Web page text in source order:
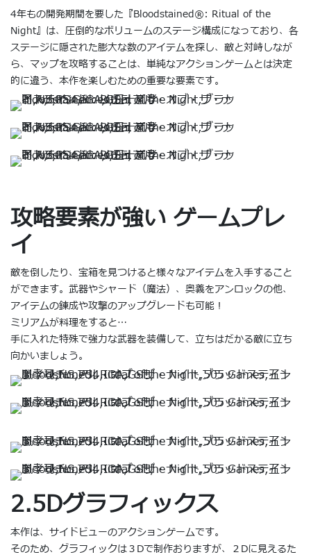
4年もの開発期間を要した『Bloodstained®︎: Ritual of the
Night』は、圧倒的なボリュームのステージ構成になっており、各
ステージに隠された膨大な数のアイテムを探し、敵と対峙しなが
ら、マップを攻略することは、単純なアクションゲームとは決定
的に違う、本作を楽しむための重要な要素です。
攻略要素が強い ゲームプレ
イ
敵を倒したり、宝箱を見つけると様々なアイテムを入手すること
ができます。武器やシャード（魔法）、奥義をアンロックの他、
アイテムの錬成や攻撃のアップグレードも可能！
ミリアムが料理をすると…
手に入れた特殊で強力な武器を装備して、立ちはだかる敵に立ち
向かいましょう。
2.5Dグラフィックス
本作は、サイドビューのアクションゲームです。
そのため、グラフィックは３Dで制作おりますが、２Dに見えるた